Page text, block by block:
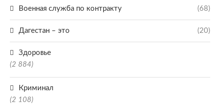
Военная служба по контракту (68)
Дагестан – это (20)
Здоровье
(2 884)
Криминал
(2 108)